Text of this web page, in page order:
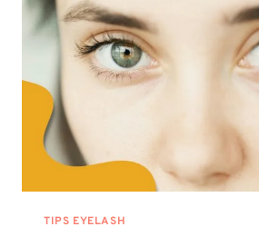
TIPS EYELASH